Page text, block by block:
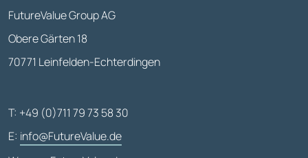
FutureValue Group AG
Obere Gärten 18
70771 Leinfelden-Echterdingen
T: +49 (0)711 79 73 58 30
E: info@FutureValue.de